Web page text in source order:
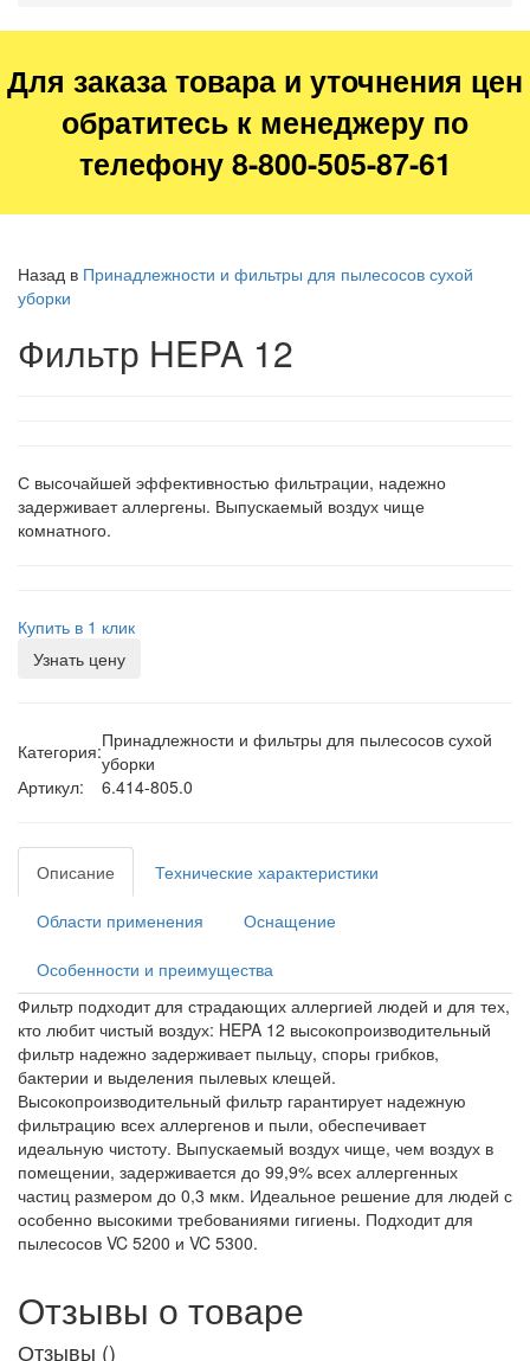
Для заказа товара и уточнения цен
обратитесь к менеджеру по
телефону 8-800-505-87-61
Назад в Принадлежности и фильтры для пылесосов сухой
уборки
Фильтр HEPA 12
С высочайшей эффективностью фильтрации, надежно
задерживает аллергены. Выпускаемый воздух чище
комнатного.
Купить в 1 клик
Узнать цену
Категория:Принадлежности и фильтры для пылесосов сухой
уборки
Артикул:
6.414-805.0
Описание Технические характеристики
Области применения Оснащение
Особенности и преимущества
Фильтр подходит для страдающих аллергией людей и для тех,
кто любит чистый воздух: HEPA 12 высокопроизводительный
фильтр надежно задерживает пыльцу, споры грибков,
бактерии и выделения пылевых клещей.
Высокопроизводительный фильтр гарантирует надежную
фильтрацию всех аллергенов и пыли, обеспечивает
идеальную чистоту. Выпускаемый воздух чище, чем воздух в
помещении, задерживается до 99,9% всех аллергенных
частиц размером до 0,3 мкм. Идеальное решение для людей с
особенно высокими требованиями гигиены. Подходит для
пылесосов VC 5200 и VC 5300.
Отзывы о товаре
Отзывы ()